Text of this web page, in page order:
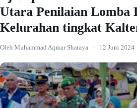
Utara Penilaian Lomba
Kelurahan tingkat
Oleh Muhammad Aqmar Sharaya · 12 Juni 2024